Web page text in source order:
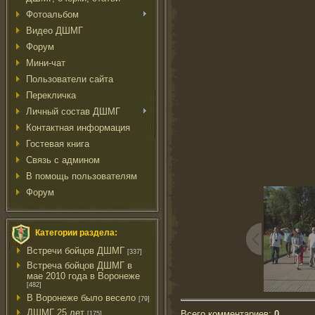
Фотоальбом
Видео ДШМГ
Форум
Мини-чат
Пользователи сайта
Перекличка
Личный состав ДШМГ
Контактная информация
Гостевая книга
Связь с админом
В помощь пользователям
Форум
Категории раздела:
Встречи бойцов ДШМГ [337]
Встреча бойцов ДШМГ в
мае 2010 года в Воронеже
[482]
В Воронеже было весело [79]
ДШМГ 25 лет [175]